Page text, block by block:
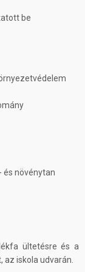
be
és növénytan
ültetésre és a
iskola udvarán.